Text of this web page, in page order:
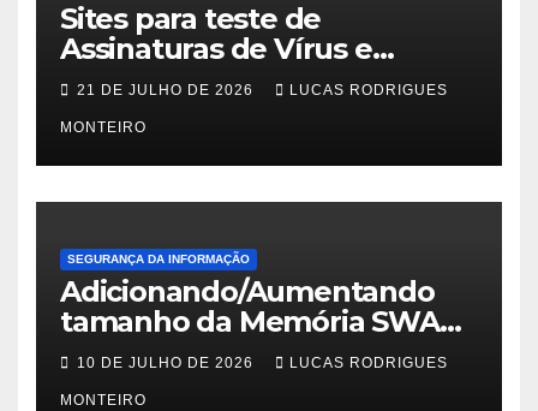
Sites para teste de
Assinaturas de Vírus e
Malwares
21 DE JULHO DE 2026 LUCAS RODRIGUES
MONTEIRO
SEGURANÇA DA INFORMAÇÃO
Adicionando/Aumentando
tamanho da Memória SWAP
no PfSense 2.8
10 DE JULHO DE 2026 LUCAS RODRIGUES
MONTEIRO